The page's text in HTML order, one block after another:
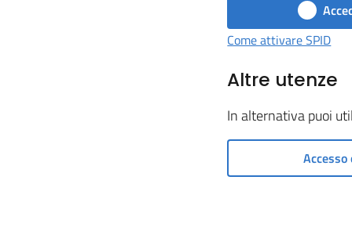
Come attivare SPID
Altre utenze
In alternativa puoi